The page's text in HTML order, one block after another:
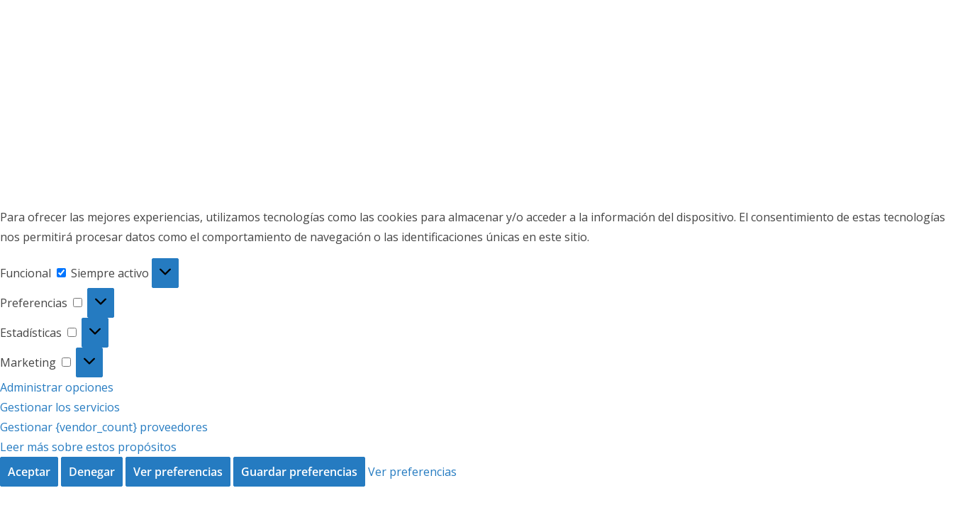
Para ofrecer las mejores experiencias, utilizamos tecnologías como las cookies para almacenar y/o acceder a la información del dispositivo. El consentimiento de estas tecnologías
nos permitirá procesar datos como el comportamiento de navegación o las identificaciones únicas en este sitio.
Funcional Funcional
Siempre activo
Preferencias
Preferencias
Estadísticas Estadísticas
Marketing
Marketing
Administrar opciones
Gestionar los servicios
Gestionar {vendor_count} proveedores
Leer más sobre estos propósitos
Aceptar
Denegar Ver preferencias Guardar preferencias Ver preferencias